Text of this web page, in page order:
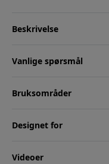
Beskrivelse
Vanlige spørsmål
Bruksområder
Designet for
Videoer